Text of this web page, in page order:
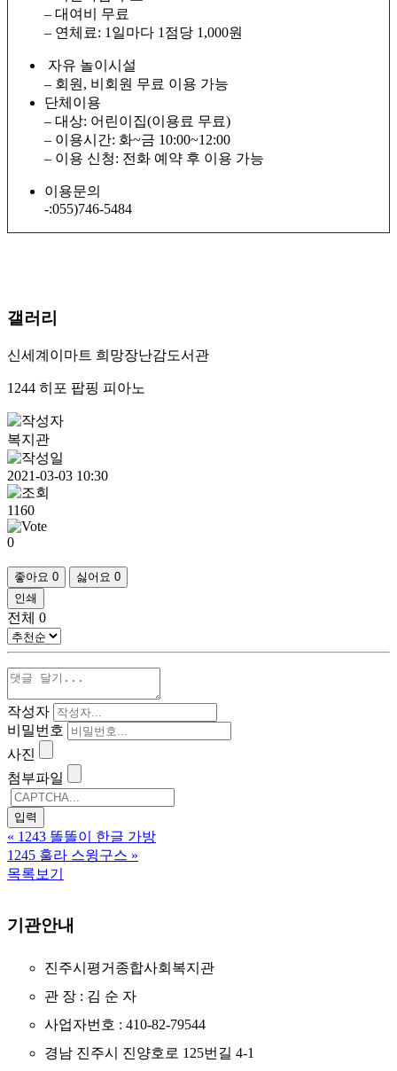
– 대여비 무료
– 연체료: 1일마다 1점당 1,000원
자유 놀이시설
– 회원, 비회원 무료 이용 가능
단체이용
– 대상: 어린이집(이용료 무료)
– 이용시간: 화~금 10:00~12:00
– 이용 신청: 전화 예약 후 이용 가능
이용문의
-:055)746-5484
갤러리
신세계이마트 희망장난감도서관
1244 히포 팝핑 피아노
복지관
2021-03-03 10:30
1160
0
좋아요 0 싫어요 0
인쇄
전체 0
작성자
비밀번호
사진
첨부파일
« 1243 똘똘이 한글 가방
1245 훌라 스윙구스 »
목록보기
기관안내
진주시평거종합사회복지관
관 장 : 김 순 자
사업자번호 : 410-82-79544
경남 진주시 진양호로 125번길 4-1